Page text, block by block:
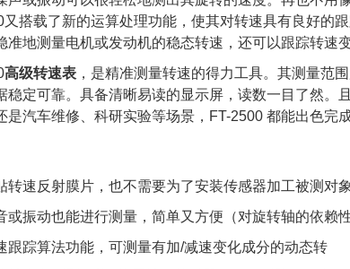
又搭载了新的运算处理功能，使其对转速具有良好的跟
准地测量电机或发动机的稳态转速，还可以跟踪转速
高级转速表 ，是精准测量转速的得力工具。其测量范
稳定可靠。具备清晰易读的显示屏，读数一目了然。
是汽车维修、科研实验等场景，FT-2500 都能出色完
转速反射膜片，也不需要为了安装传感器加工被测对象
或振动也能进行测量，简单又方便（对旋转轴的依赖性
跟踪算法功能，可测量有加/减速变化成分的动态转